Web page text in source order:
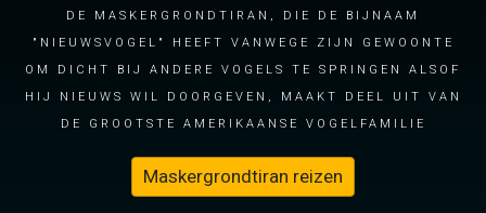
De Maskergrondtiran, die de bijnaam
"nieuwsvogel" heeft vanwege zijn gewoonte
om dicht bij andere vogels te springen alsof
hij nieuws wil doorgeven, maakt deel uit van
de grootste Amerikaanse vogelfamilie
Maskergrondtiran reizen